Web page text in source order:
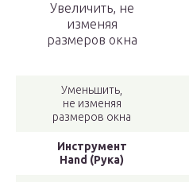
Увеличить, не
изменяя
размеров окна
Уменьшить,
не изменяя
размеров окна
Инструмент
Hand (Рука)